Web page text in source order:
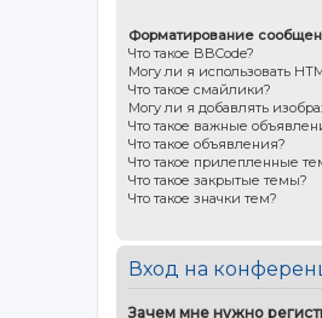
Форматирование
Что такое BBCode?
Могу ли я использовать
Что такое смайлики?
Могу ли я добавлять
Что такое важные
Что такое объявления?
Что такое прилепленные
Что такое закрытые темы?
Что такое значки тем?
Вход на
Зачем мне нужно